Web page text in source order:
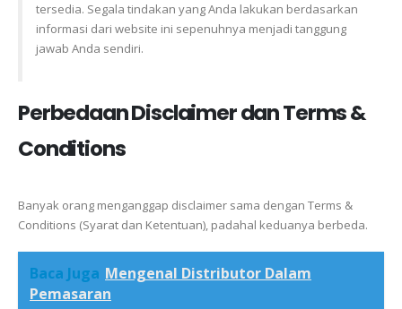
tersedia. Segala tindakan yang Anda lakukan berdasarkan
informasi dari website ini sepenuhnya menjadi tanggung
jawab Anda sendiri.
Perbedaan Disclaimer dan Terms &
Conditions
Banyak orang menganggap disclaimer sama dengan Terms &
Conditions (Syarat dan Ketentuan), padahal keduanya berbeda.
Baca Juga Mengenal Distributor Dalam
Pemasaran